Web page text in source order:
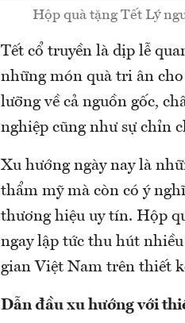
Hộp quà tặng Tết Lý
Tết cổ truyền là dịp lễ
những món quà tri ân
lưỡng về cả nguồn gốc,
nghiệp cũng như sự chỉn
Xu hướng ngày nay là
thẩm mỹ mà còn có ý
thương hiệu uy tín. Hộp
ngay lập tức thu hút
gian Việt Nam trên thiết
Dẫn đầu xu hướng với